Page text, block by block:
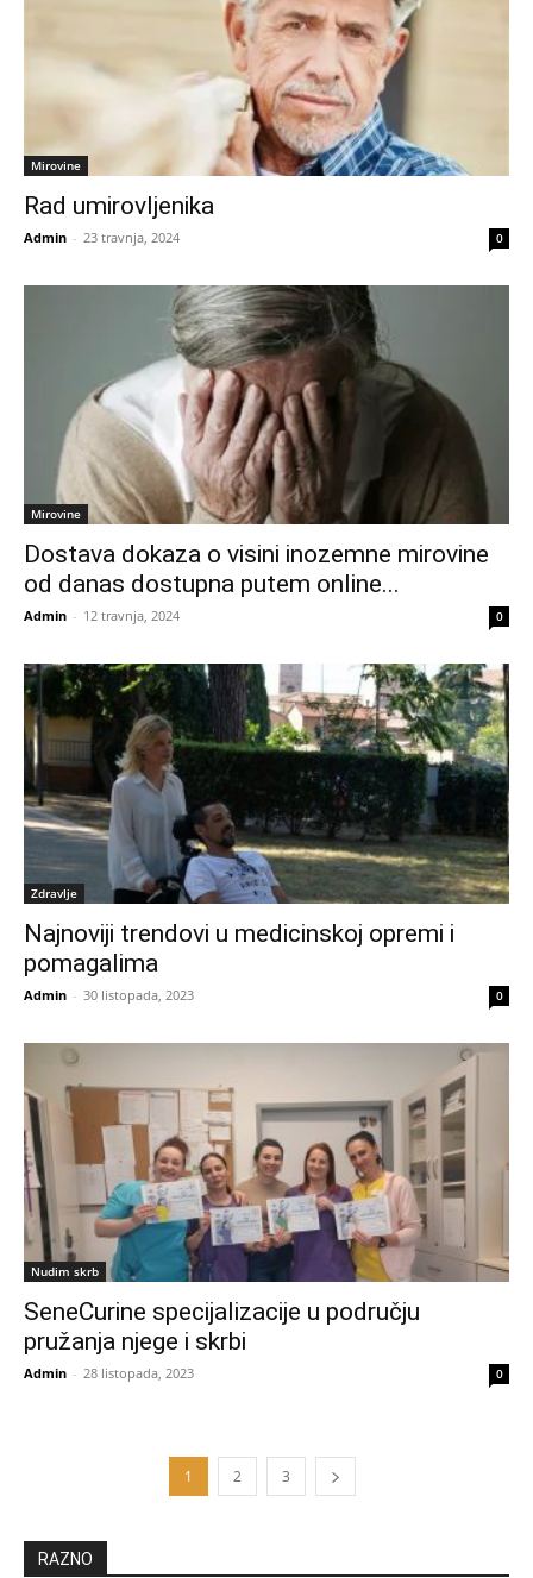
Mirovine
Rad umirovljenika
Admin - 23 travnja, 2024 0
Mirovine
Dostava dokaza o visini inozemne mirovine
od danas dostupna putem online...
Admin - 12 travnja, 2024 0
Zdravlje
Najnoviji trendovi u medicinskoj opremi i
pomagalima
Admin - 30 listopada, 2023 0
Nudim skrb
SeneCurine specijalizacije u području
pružanja njege i skrbi
Admin - 28 listopada, 2023 0
1 2 3
RAZNO